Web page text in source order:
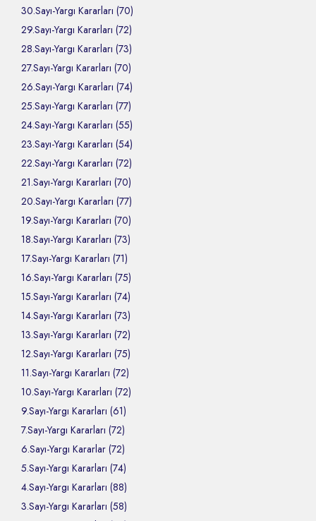
30.Sayı-Yargı Kararları (70)
29.Sayı-Yargı Kararları (72)
28.Sayı-Yargı Kararları (73)
27.Sayı-Yargı Kararları (70)
26.Sayı-Yargı Kararları (74)
25.Sayı-Yargı Kararları (77)
24.Sayı-Yargı Kararları (55)
23.Sayı-Yargı Kararları (54)
22.Sayı-Yargı Kararları (72)
21.Sayı-Yargı Kararları (70)
20.Sayı-Yargı Kararları (77)
19.Sayı-Yargı Kararları (70)
18.Sayı-Yargı Kararları (73)
17.Sayı-Yargı Kararları (71)
16.Sayı-Yargı Kararları (75)
15.Sayı-Yargı Kararları (74)
14.Sayı-Yargı Kararları (73)
13.Sayı-Yargı Kararları (72)
12.Sayı-Yargı Kararları (75)
11.Sayı-Yargı Kararları (72)
10.Sayı-Yargı Kararları (72)
9.Sayı-Yargı Kararları (61)
7.Sayı-Yargı Kararları (72)
6.Sayı-Yargı Kararlar (72)
5.Sayı-Yargı Kararları (74)
4.Sayı-Yargı Kararları (88)
3.Sayı-Yargı Kararları (58)